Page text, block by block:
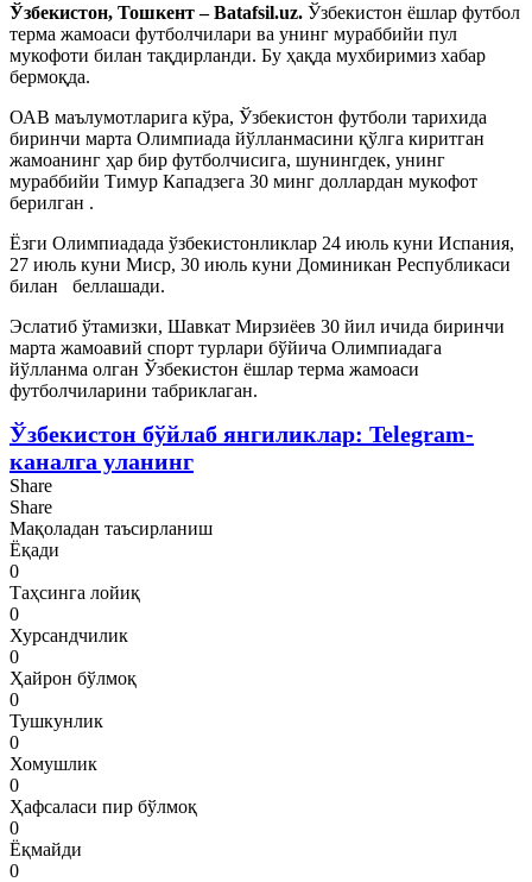
Ўзбекистон, Тошкент – Batafsil.uz. Ўзбекистон ёшлар футбол
терма жамоаси футболчилари ва унинг мураббийи пул
мукофоти билан тақдирланди. Бу ҳақда мухбиримиз хабар
бермоқда.
ОАВ маълумотларига кўра, Ўзбекистон футболи тарихида
биринчи марта Олимпиада йўлланмасини қўлга киритган
жамоанинг ҳар бир футболчисига, шунингдек, унинг
мураббийи Тимур Кападзега 30 минг доллардан мукофот
берилган .
Ёзги Олимпиадада ўзбекистонликлар 24 июль куни Испания,
27 июль куни Миср, 30 июль куни Доминикан Республикаси
билан беллашади.
Эслатиб ўтамизки, Шавкат Мирзиёев 30 йил ичида биринчи
марта жамоавий спорт турлари бўйича Олимпиадага
йўлланма олган Ўзбекистон ёшлар терма жамоаси
футболчиларини табриклаган.
Ўзбекистон бўйлаб янгиликлар: Telegram-
каналга уланинг
Share
Share
Мақоладан таъсирланиш
Ёқади
0
Таҳсинга лойиқ
0
Хурсандчилик
0
Ҳайрон бўлмоқ
0
Тушкунлик
0
Хомушлик
0
Ҳафсаласи пир бўлмоқ
0
Ёқмайди
0